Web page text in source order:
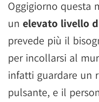
Oggigiorno questa
un elevato livello
prevede più il
per incollarsi al
infatti guardare un
pulsante, e il